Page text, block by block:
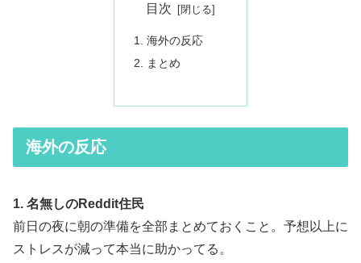
目次
海外の反応
まとめ
海外の反応
1. 名無しのReddit住民
前日の夜に朝の準備を全部まとめておくこと。予想以上に
ストレスが減って本当に助かってる。